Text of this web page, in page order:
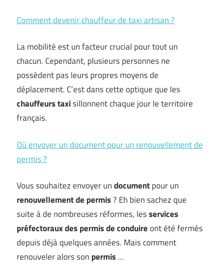
Comment devenir chauffeur de taxi artisan ?
La mobilité est un facteur crucial pour tout un
chacun. Cependant, plusieurs personnes ne
possèdent pas leurs propres moyens de
déplacement. C’est dans cette optique que les
chauffeurs taxisillonnent chaque jour le territoire
français.
Où envoyer un document pour un renouvellement de
permis ?
Vous souhaitez envoyer undocumentpour un
renouvellement de permis? Eh bien sachez que
suite à de nombreuses réformes, lesservices
préfectoraux des permis de conduireont été fermés
depuis déjà quelques années. Mais comment
renouveler alors son permis…